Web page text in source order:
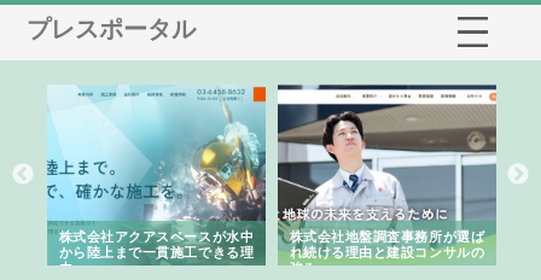
プレスポータル
株式会社アクアスペースが水中
から陸上まで一貫施工できる理
由
株式会社地盤調査事務所が選ば
れ続ける理由と建設コンサルの
強み